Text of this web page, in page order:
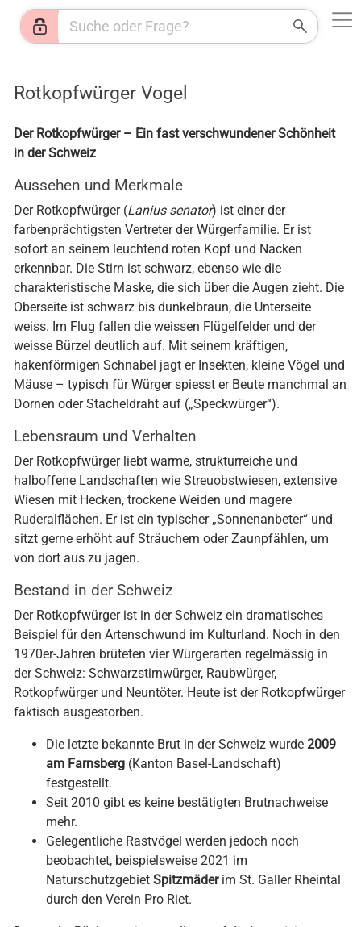
Rotkopfwürger Vogel
Der Rotkopfwürger – Ein fast verschwundener Schönheit
in der Schweiz
Aussehen und Merkmale
Der Rotkopfwürger (Lanius senator) ist einer der
farbenprächtigsten Vertreter der Würgerfamilie. Er ist
sofort an seinem leuchtend roten Kopf und Nacken
erkennbar. Die Stirn ist schwarz, ebenso wie die
charakteristische Maske, die sich über die Augen zieht. Die
Oberseite ist schwarz bis dunkelbraun, die Unterseite
weiss. Im Flug fallen die weissen Flügelfelder und der
weisse Bürzel deutlich auf. Mit seinem kräftigen,
hakenförmigen Schnabel jagt er Insekten, kleine Vögel und
Mäuse – typisch für Würger spiesst er Beute manchmal an
Dornen oder Stacheldraht auf („Speckwürger“).
Lebensraum und Verhalten
Der Rotkopfwürger liebt warme, strukturreiche und
halboffene Landschaften wie Streuobstwiesen, extensive
Wiesen mit Hecken, trockene Weiden und magere
Ruderalflächen. Er ist ein typischer „Sonnenanbeter“ und
sitzt gerne erhöht auf Sträuchern oder Zaunpfählen, um
von dort aus zu jagen.
Bestand in der Schweiz
Der Rotkopfwürger ist in der Schweiz ein dramatisches
Beispiel für den Artenschwund im Kulturland. Noch in den
1970er-Jahren brüteten vier Würgerarten regelmässig in
der Schweiz: Schwarzstirnwürger, Raubwürger,
Rotkopfwürger und Neuntöter. Heute ist der Rotkopfwürger
faktisch ausgestorben.
Die letzte bekannte Brut in der Schweiz wurde 2009
am Farnsberg (Kanton Basel-Landschaft)
festgestellt.
Seit 2010 gibt es keine bestätigten Brutnachweise
mehr.
Gelegentliche Rastvögel werden jedoch noch
beobachtet, beispielsweise 2021 im
Naturschutzgebiet Spitzmäder im St. Galler Rheintal
durch den Verein Pro Riet.